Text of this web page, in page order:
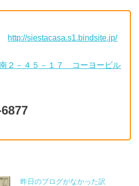
http://siestacasa.s1.bindsite.jp/
２－４５－１７ コーヨービル
昨日のブログがなかった訳